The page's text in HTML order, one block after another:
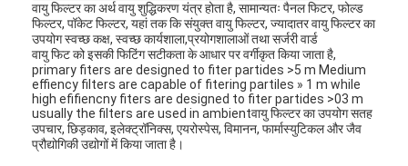
वायु फिल्टर का अर्थ वायु शुद्धिकरण यंत्र होता है, सामान्यतः पैनल फिटर, फोल्ड
फिल्टर, पॉकेट फिल्टर, यहां तक कि संयुक्त वायु फिल्टर, ज्यादातर वायु फिल्टर का
उपयोग स्वच्छ कक्ष, स्वच्छ कार्यशाला,प्रयोगशालाओं तथा सर्जरी वार्ड
वायु फिट को इसकी फिटिंग सटीकता के आधार पर वर्गीकृत किया जाता है,
primary fiters are designed to fiter partides >5 m Medium
effiency filters are capable of fitering partiles » 1 m while
high efifiencny fiters are designed to fiter partides >03 m
usually the filters are used in ambientवायु फिल्टर का उपयोग सतह
उपचार, छिड़काव, इलेक्ट्रॉनिक्स, एयरोस्पेस, विमानन, फार्मास्युटिकल और जैव
प्रौद्योगिकी उद्योगों में किया जाता है।